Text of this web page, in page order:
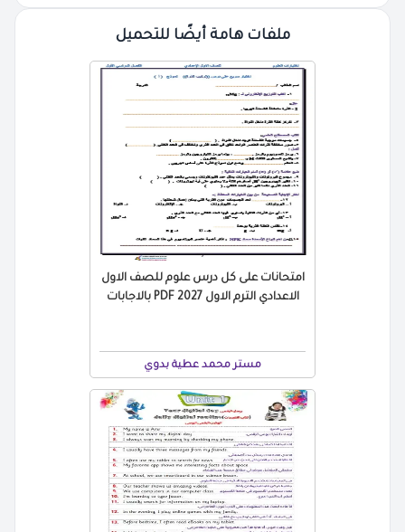
ملفات هامة أيضًا للتحميل
امتحانات على كل درس علوم للصف الاول
الاعدادي الترم الاول 2027 PDF بالاجابات
مستر محمد عطية بدوي